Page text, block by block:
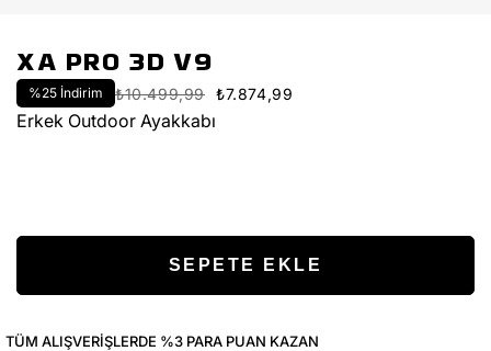
XA PRO 3D V9
%25 İndirim ₺10.499,99 ₺7.874,99
Erkek Outdoor Ayakkabı
TÜM ALIŞVERIŞLERDE %3 PARA PUAN KAZAN